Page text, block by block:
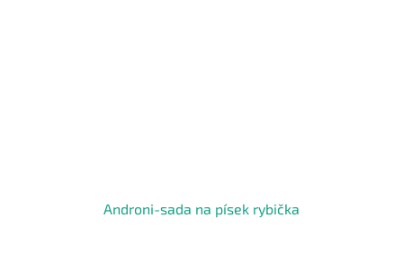
Androni-sada na písek rybička